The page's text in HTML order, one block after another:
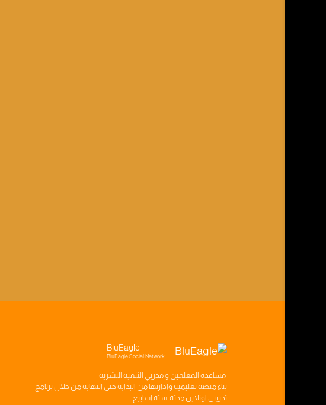
BluEagle
BluEagle Social Network
مساعده المعلمين ومدربي التنميه البشريه
بناءمنصه تعليميه وادارتها من البدايه حتى النهايه من خلال برنامج
تدريبي اونلاين مدته سته اسابيع